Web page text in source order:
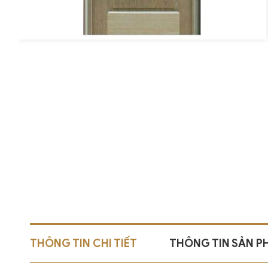
THÔNG TIN CHI TIẾT THÔNG TIN SẢN